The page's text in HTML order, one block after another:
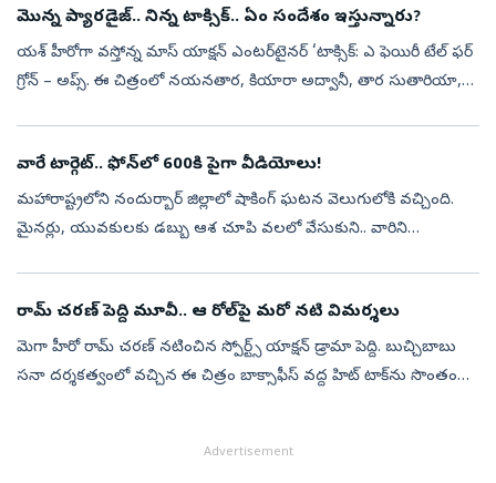
మొన్న ప్యారడైజ్.. నిన్న టాక్సిక్.. ఏం సందేశం ఇస్తున్నారు?
యశ్ హీరోగా వస్తోన్న మాస్ యాక్షన్‌ ఎంటర్‌టైనర్‌ ‘టాక్సిక్‌: ఎ ఫెయిరీ టేల్‌ ఫర్‌
గ్రోన్‌ – అప్స్‌. ఈ చిత్రంలో నయనతార, కియారా అద్వానీ, తార సుతారియా,
వారే టార్గెట్‌.. ఫోన్‌లో 600కి పైగా వీడియోలు!
మహారాష్ట్రలోని నందుర్బార్‌ జిల్లాలో షాకింగ్‌ ఘటన వెలుగులోకి వచ్చింది.
మైనర్లు, యువకులకు డబ్బు ఆశ చూపి వలలో వేసుకుని.. వారిని
రామ్ చరణ్ పెద్ది మూవీ.. ఆ రోల్‌పై మరో నటి విమర్శలు
మెగా హీరో రామ్ చరణ్‌ నటించిన స్పోర్ట్స్ యాక్షన్ డ్రామా పెద్ది. బుచ్చిబాబు
సనా దర్శకత్వంలో వచ్చిన ఈ చిత్రం బాక్సాఫీస్ వద్ద హిట్ టాక్‌ను సొంతం
Advertisement